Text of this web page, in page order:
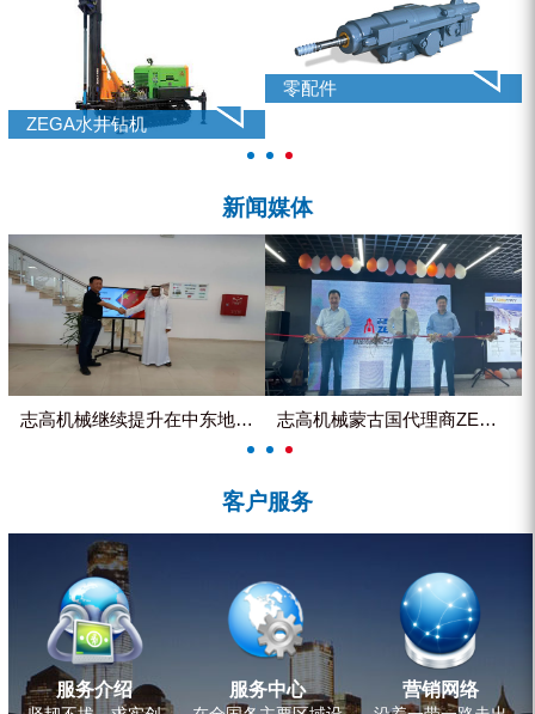
零配件
锚固钻机系列
FY水井钻车系列
水井专用螺杆空压机
雾炮机
洗轮机
ZEGA水井钻机
零配件
新闻媒体
志高机械继续提升在中东地区的市... 志高机械蒙古国代理商ZEGA客...
客户服务
服务介绍 服务中心 营销网络